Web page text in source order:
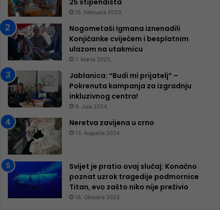
15. Februara 2023.
Nogometaši Igmana iznenadili
Konjičanke cvijećem i besplatnim
ulazom na utakmicu
7. Marta 2025.
Jablanica: “Budi mi prijatelj” –
Pokrenuta kampanja za izgradnju
inkluzivnog centra!
9. Jula 2024.
Neretva zavijena u crno
13. Augusta 2024.
Svijet je pratio ovaj slučaj: Konačno
poznat uzrok tragedije podmornice
Titan, evo zašto niko nije preživio
16. Oktobra 2025.